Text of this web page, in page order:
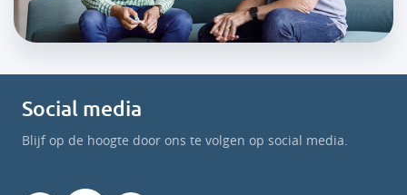
Social media
Blijf op de hoogte door ons te volgen op social media.